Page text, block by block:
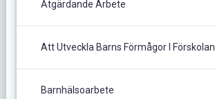
Åtgärdande Arbete
Att Utveckla Barns Förmågor I Förskolan
Barnhälsoarbete